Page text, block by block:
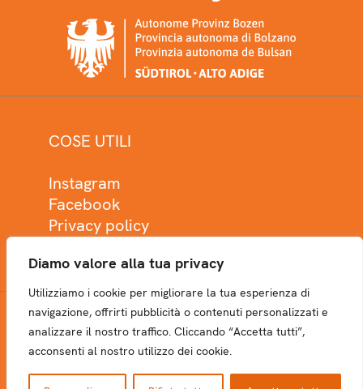
Diamo valore alla tua privacy
Utilizziamo i cookie per migliorare la tua esperienza di
navigazione, offrirti pubblicità o contenuti personalizzati e
analizzare il nostro traffico. Cliccando “Accetta tutti”,
acconsenti al nostro utilizzo dei cookie.
COSE UTILI
Instagram
Facebook
Privacy policy
NEWSLETTER